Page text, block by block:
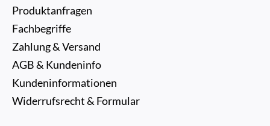
Produktanfragen
Fachbegriffe
Zahlung & Versand
AGB & Kundeninfo
Kundeninformationen
Widerrufsrecht & Formular